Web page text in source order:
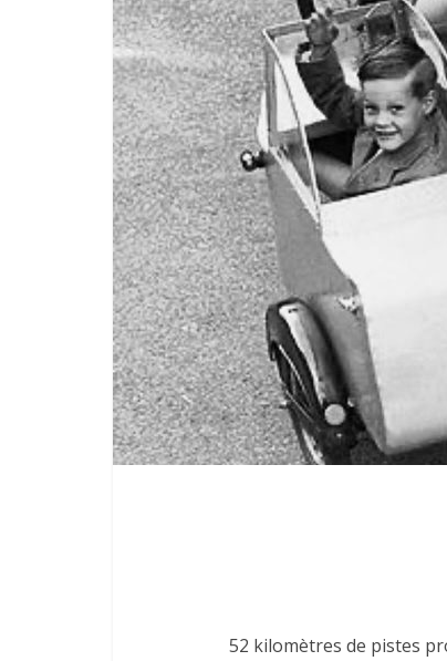
52 kilomètres de pistes